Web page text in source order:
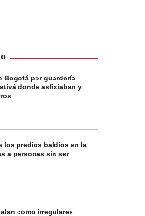
Bogotá por guardería
donde asfixiaban y
los predios baldíos en la
a personas sin ser
como irregulares